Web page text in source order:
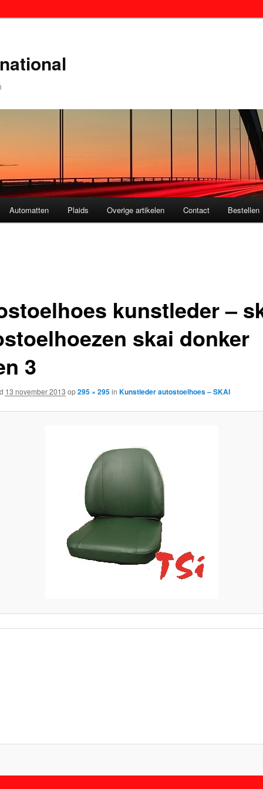
Automatten Plaids Overige artikelen Contact Bestellen
kunstleder –
skai donker
3
13 november 2013 op295 × 295in Kunstleder autostoelhoes – SKAI